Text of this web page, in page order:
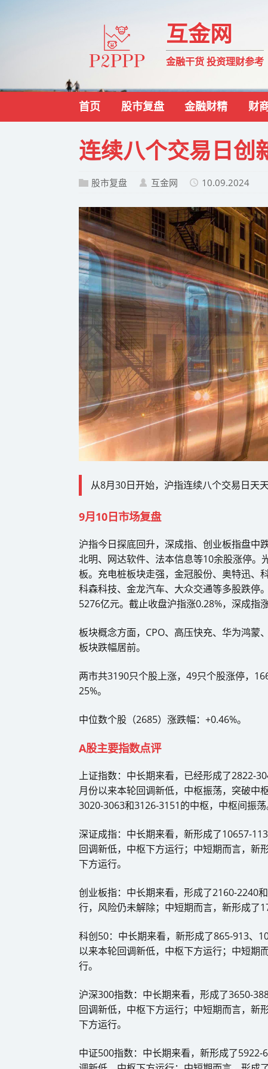
互金网
金融干货 投资理财参考
首页 股市复盘 金融财精 财
连续八个交易日创
股市复盘 互金网 10.09.2024
从8月30日开始，沪指连续八个交易日天
9月10日市场复盘
沪指今日探底回升，深成指、创业板指盘中
北明、网达软件、法本信息等10余股涨停。
板。充电桩板块走强，金冠股份、奥特迅、
科森科技、金龙汽车、大众交通等多股跌停
5276亿元。截止收盘沪指涨0.28%，深成指
板块概念方面，CPO、高压快充、华为鸿蒙
板块跌幅居前。
两市共3190只个股上涨，49只个股涨停，
25%。
中位数个股（2685）涨跌幅：+0.46%。
A股主要指数点评
上证指数：中长期来看，已经形成了2822-
月份以来本轮回调新低，中枢振荡，突破中
3020-3063和3126-3151的中枢，中枢间振荡
深证成指：中长期来看，新形成了10657-
回调新低，中枢下方运行；中短期而言，新
下方运行。
创业板指：中长期来看，形成了2160-2240
行，风险仍未解除；中短期而言，新形成了
科创50：中长期来看，新形成了865-913、
以来本轮回调新低，中枢下方运行；中短期
行。
沪深300指数：中长期来看，形成了3650-
回调新低，中枢下方运行；中短期而言，新
下方运行。
中证500指数：中长期来看，新形成了